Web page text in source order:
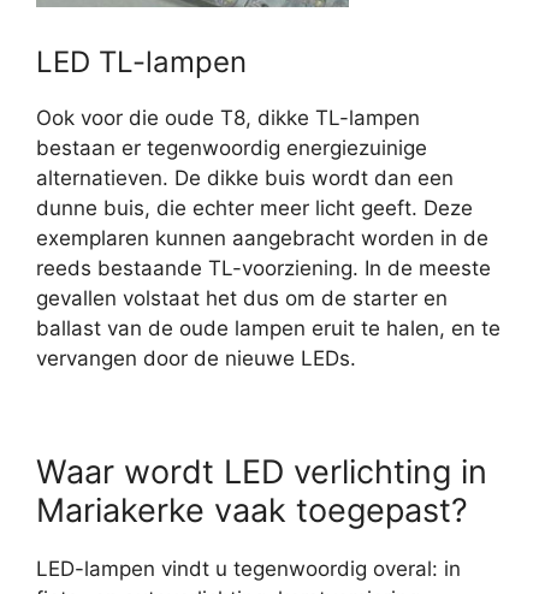
LED TL-lampen
Ook voor die oude T8, dikke TL-lampen
bestaan er tegenwoordig energiezuinige
alternatieven. De dikke buis wordt dan een
dunne buis, die echter meer licht geeft. Deze
exemplaren kunnen aangebracht worden in de
reeds bestaande TL-voorziening. In de meeste
gevallen volstaat het dus om de starter en
ballast van de oude lampen eruit te halen, en te
vervangen door de nieuwe LEDs.
Waar wordt LED verlichting in
Mariakerke vaak toegepast?
LED-lampen vindt u tegenwoordig overal: in